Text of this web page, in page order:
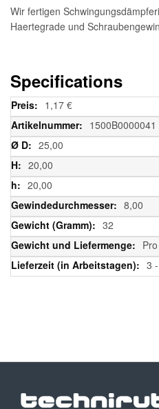
Wir fertigen
Haertegrade und
Specifications
Weitere
Informationen
1,17 €
1500B0000041
25,00
20,00
20,00
8,00
32
3